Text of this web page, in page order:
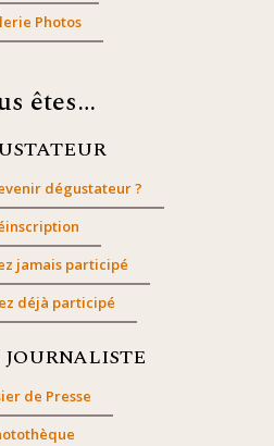
Photos
êtes…
dégustateur ?
jamais participé
déjà participé
JOURNALISTE
de Presse